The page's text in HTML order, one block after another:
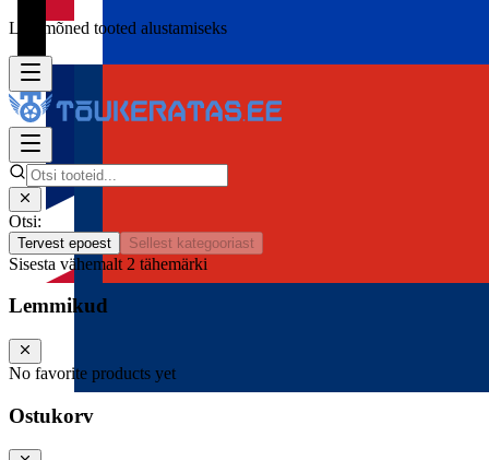
Lisa mõned tooted alustamiseks
Otsi:
Tervest epoest Sellest kategooriast
Sisesta vähemalt 2 tähemärki
Lemmikud
No favorite products yet
Ostukorv